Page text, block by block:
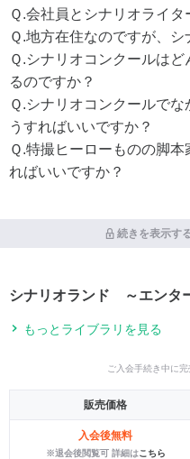
Ｑ.会社員とシナリオライ
Ｑ.地方在住なのですが、
Ｑ.シナリオコンクールは
るのですか？
Ｑ.シナリオコンクールで
うすればいいですか？
Ｑ.特撮ヒーローものの脚
ればいいですか？
続きを表示す
シナリオランド ～エンタ
もっとライブラリを見る
ご入会手続き中に
販売価格
入会後無料
※退会後閲覧可 詳細はこちら